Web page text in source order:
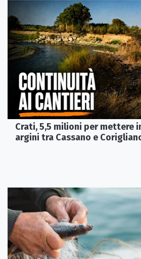
Crati, 5,5 milioni per mettere
argini tra Cassano e